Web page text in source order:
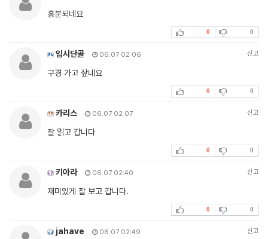
흥분되네요
0 0
임시단골 06.07 02:06 신고
구경 가고 샆네요
0 0
카리스 06.07 02:07 신고
잘 읽고 갑니다
0 0
키아라 06.07 02:40 신고
재미있게 잘 보고 갑니다.
0 0
jahave 06.07 02:49 신고